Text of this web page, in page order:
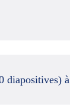
diapositives) à